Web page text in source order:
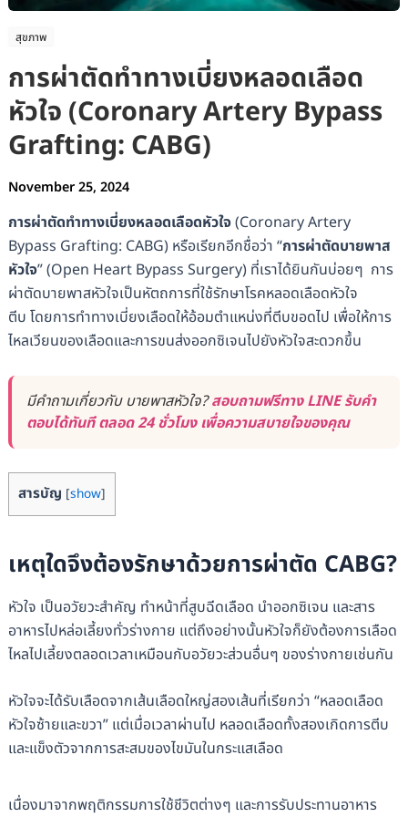
สุขภาพ
การผ่าตัดทำทางเบี่ยงหลอดเลือด
หัวใจ (Coronary Artery Bypass
Grafting: CABG)
November 25, 2024
การผ่าตัดทำทางเบี่ยงหลอดเลือดหัวใจ(Coronary Artery
Bypass Grafting: CABG) หรือเรียกอีกชื่อว่า “การผ่าตัดบายพาส
หัวใจ” (Open Heart Bypass Surgery) ที่เราได้ยินกันบ่อยๆ การ
ผ่าตัดบายพาสหัวใจเป็นหัตถการที่ใช้รักษาโรคหลอดเลือดหัวใจ
ตีบ โดยการทำทางเบี่ยงเลือดให้อ้อมตำแหน่งที่ตีบขอดไป เพื่อให้การ
ไหลเวียนของเลือดและการขนส่งออกซิเจนไปยังหัวใจสะดวกขึ้น
มีคำถามเกี่ยวกับ บายพาสหัวใจ?สอบถามฟรีทาง LINE รับคำ
ตอบได้ทันที ตลอด 24 ชั่วโมง เพื่อความสบายใจของคุณ
สารบัญ [show]
เหตุใดจึงต้องรักษาด้วยการผ่าตัด CABG?
หัวใจ เป็นอวัยวะสำคัญ ทำหน้าที่สูบฉีดเลือด นำออกซิเจน และสาร
อาหารไปหล่อเลี้ยงทั่วร่างกาย แต่ถึงอย่างนั้นหัวใจก็ยังต้องการเลือด
ไหลไปเลี้ยงตลอดเวลาเหมือนกับอวัยวะส่วนอื่นๆ ของร่างกายเช่นกัน
หัวใจจะได้รับเลือดจากเส้นเลือดใหญ่สองเส้นที่เรียกว่า “หลอดเลือด
หัวใจซ้ายและขวา” แต่เมื่อเวลาผ่านไป หลอดเลือดทั้งสองเกิดการตีบ
และแข็งตัวจากการสะสมของไขมันในกระแสเลือด
เนื่องมาจากพฤติกรรมการใช้ชีวิตต่างๆ และการรับประทานอาหาร